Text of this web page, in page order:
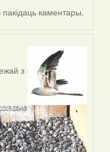
пакідаць каментары.
з